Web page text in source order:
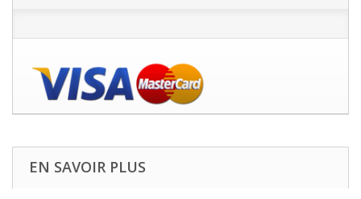
EN SAVOIR PLUS